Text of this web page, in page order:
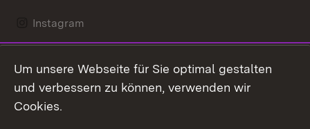
Instagram
Mastodon
Messenger
Um unsere Webseite für Sie optimal gestalten
und verbessern zu können, verwenden wir
Cookies.